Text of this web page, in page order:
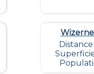
Distance